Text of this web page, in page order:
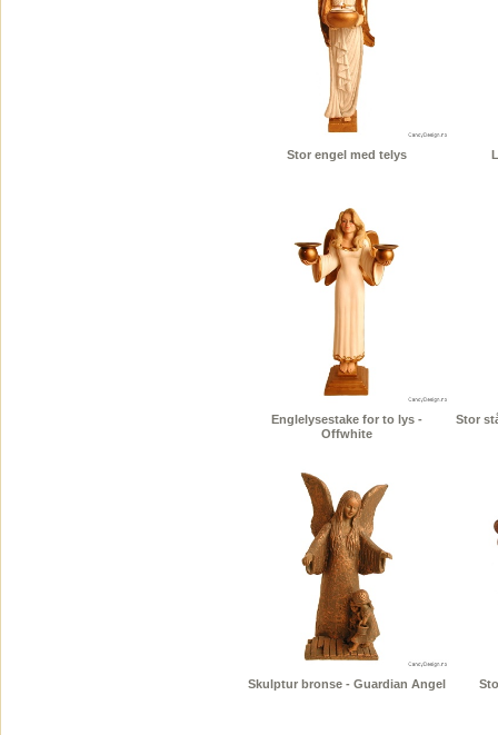
Stor engel med telys
Englelysestake for to lys -
Offwhite
Stor
Skulptur bronse - Guardian Angel